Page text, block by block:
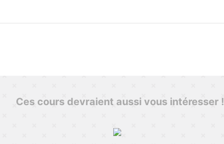
Ces cours devraient aussi vous intéresser !